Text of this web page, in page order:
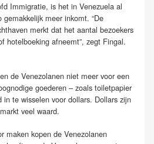
Immigratie, is het in Venezuela al
meer inkomt. “De
merkt dat het aantal bezoekers
hotelboeking afneemt”, zegt Fingal.
de Venezolanen niet meer voor een
goederen – zoals toiletpapier
te wisselen voor dollars. Dollars zijn
veel waard.
maken kopen de Venezolanen